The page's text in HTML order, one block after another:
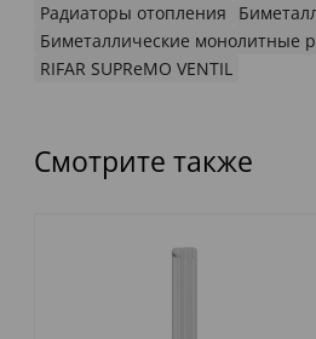
Радиаторы отопления
Биметаллические монолитные
RIFAR SUPReMO VENTIL
Смотрите также